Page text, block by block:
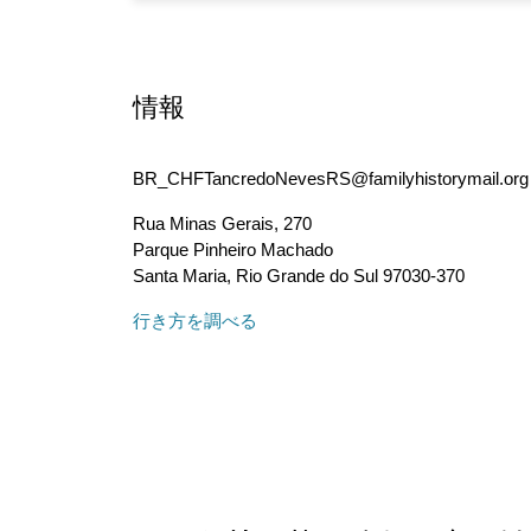
情報
BR_CHFTancredoNevesRS@familyhistorymail.org
Rua Minas Gerais, 270
Parque Pinheiro Machado
Santa Maria, Rio Grande do Sul 97030-370
行き方を調べる